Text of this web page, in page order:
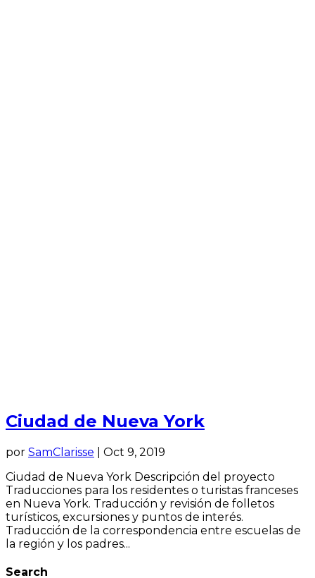
Ciudad de Nueva York
por SamClarisse
Oct 9, 2019
Ciudad de Nueva York Descripción del proyecto
Traducciones para los residentes o turistas franceses
en Nueva York. Traducción y revisión de folletos
turísticos, excursiones y puntos de interés.
Traducción de la correspondencia entre escuelas de
la región y los padres...
Search